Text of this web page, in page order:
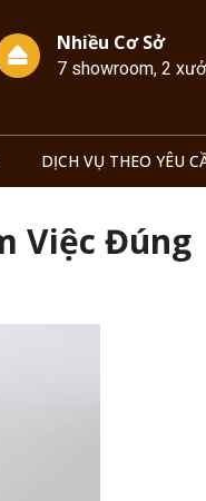
Nhiều Cơ Sở
7 showroom, 2
DỊCH VỤ THEO YÊU
Việc Đúng